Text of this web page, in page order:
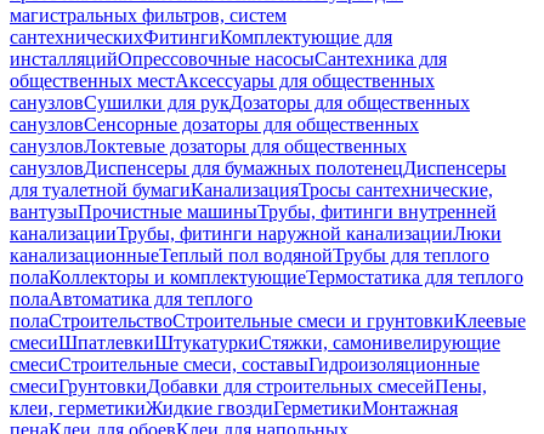
магистральных фильтров, систем
сантехническихФитингиКомплектующие для
инсталляцийОпрессовочные насосыСантехника для
общественных местАксессуары для общественных
санузловСушилки для рукДозаторы для общественных
санузловСенсорные дозаторы для общественных
санузловЛоктевые дозаторы для общественных
санузловДиспенсеры для бумажных полотенецДиспенсеры
для туалетной бумагиКанализацияТросы сантехнические,
вантузыПрочистные машиныТрубы, фитинги внутренней
канализацииТрубы, фитинги наружной канализацииЛюки
канализационныеТеплый пол водянойТрубы для теплого
полаКоллекторы и комплектующиеТермостатика для теплого
полаАвтоматика для теплого
полаСтроительствоСтроительные смеси и грунтовкиКлеевые
смесиШпатлевкиШтукатуркиСтяжки, самонивелирующие
смесиСтроительные смеси, составыГидроизоляционные
смесиГрунтовкиДобавки для строительных смесейПены,
клеи, герметикиЖидкие гвоздиГерметикиМонтажная
пенаКлеи для обоевКлеи для напольных